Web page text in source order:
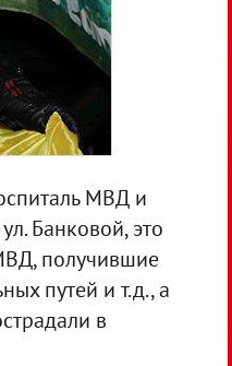
МВД и
Банковой, это
получившие
путей и т.д., а
в